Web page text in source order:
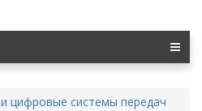
цифровые системы передач